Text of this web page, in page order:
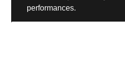
performances.